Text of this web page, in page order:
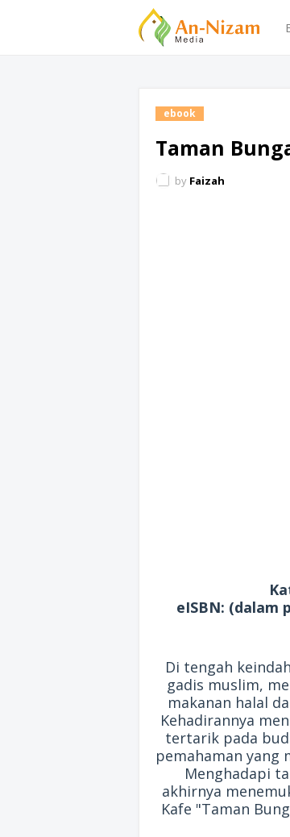
ebook
Taman
by Faizah
eISBN: (dalam
Di tengah
gadis muslim,
makanan halal
Kehadirannya
tertarik pada
pemahaman yang
Menghadapi
akhirnya
Kafe "Taman